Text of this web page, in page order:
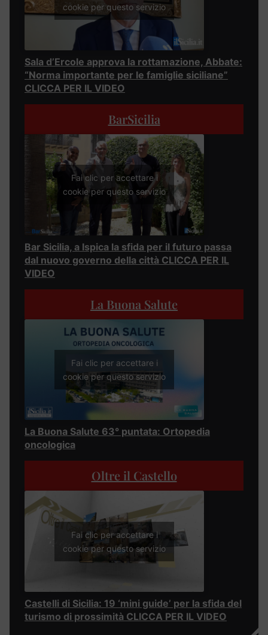
cookie per questo servizio
Sala d’Ercole approva la rottamazione, Abbate:
“Norma importante per le famiglie siciliane”
CLICCA PER IL VIDEO
BarSicilia
Fai clic per accettare i
cookie per questo servizio
Bar Sicilia, a Ispica la sfida per il futuro passa
dal nuovo governo della città CLICCA PER IL
VIDEO
La Buona Salute
Fai clic per accettare i
cookie per questo servizio
La Buona Salute 63° puntata: Ortopedia
oncologica
Oltre il Castello
Fai clic per accettare i
cookie per questo servizio
Castelli di Sicilia: 19 ‘mini guide’ per la sfida del
turismo di prossimità CLICCA PER IL VIDEO